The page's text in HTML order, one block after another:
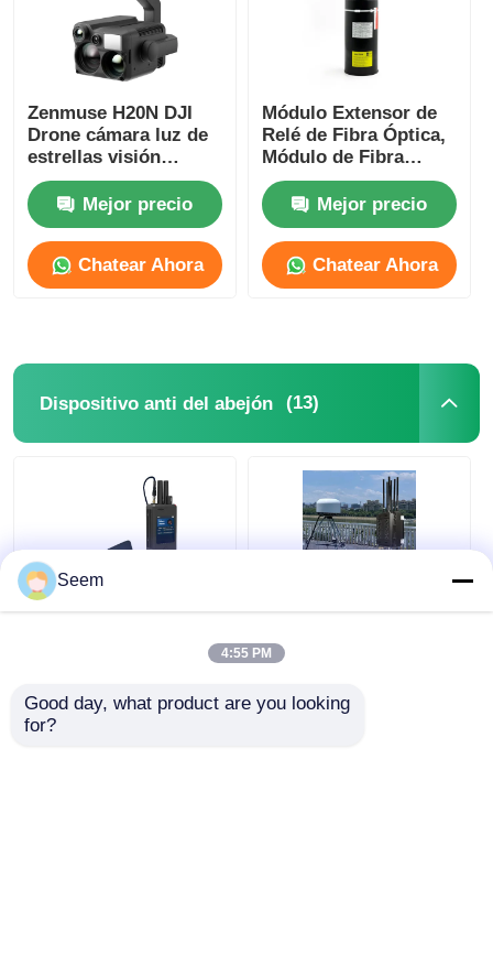
Abejón de rociadura de la agricultura
Piezas de drones
Zenmuse H20N DJI
Drone cámara luz de
estrellas visión
nocturna sin
preocupaciones más
peinado de dron
Mejor precio
Chatear Ahora
Módulo Extensor de
Relé de Fibra Óptica,
Módulo de Fibra
Óptica Invisible para
UAV, Contenedor
Mejor precio
Chatear Ahora
Dispositivo anti del abejón (13)
UAV Detección por
RF
Mejor precio
de drones de 100MHz-
6GHz con dispositivo
de detección de
drones con inhibición
Mejor precio
Seem
4:55 PM
Good day, what product are you looking
for?